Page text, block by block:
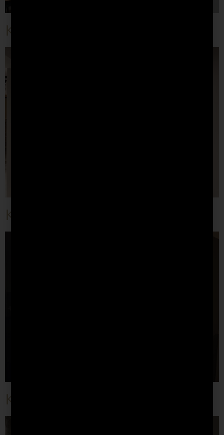
Кухня “Black&White”
Кухня “Gray”
Кухня “White”